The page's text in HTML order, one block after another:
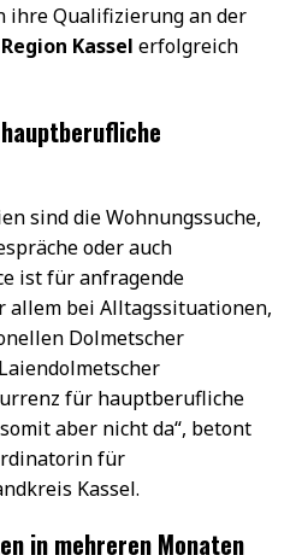
ihre Qualifizierung an der
Region Kassel erfolgreich
sind die Wohnungssuche,
oder auch
ist für anfragende
allem bei Alltagssituationen,
Dolmetscher
für hauptberufliche
aber nicht da“, betont
für
Kassel.
in mehreren Monaten